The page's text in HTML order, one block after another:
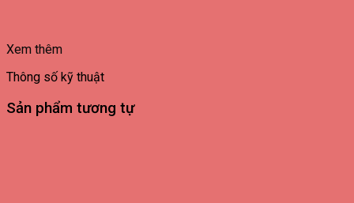
Xem thêm
Thông số kỹ thuật
Sản phẩm tương tự